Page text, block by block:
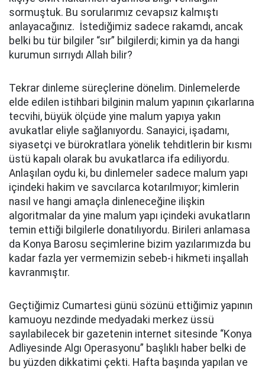
sormuştuk. Bu sorularımız cevapsız kalmıştı
anlayacağınız. İstediğimiz sadece rakamdı, ancak
belki bu tür bilgiler “sır” bilgilerdi; kimin ya da hangi
kurumun sırrıydı Allah bilir?
Tekrar dinleme süreçlerine dönelim. Dinlemelerde
elde edilen istihbari bilginin malum yapının çıkarlarına
tecvihi, büyük ölçüde yine malum yapıya yakın
avukatlar eliyle sağlanıyordu. Sanayici, işadamı,
siyasetçi ve bürokratlara yönelik tehditlerin bir kısmı
üstü kapalı olarak bu avukatlarca ifa ediliyordu.
Anlaşılan oydu ki, bu dinlemeler sadece malum yapı
içindeki hakim ve savcılarca kotarılmıyor; kimlerin
nasıl ve hangi amaçla dinleneceğine ilişkin
algoritmalar da yine malum yapı içindeki avukatların
temin ettiği bilgilerle donatılıyordu. Birileri anlamasa
da Konya Barosu seçimlerine bizim yazılarımızda bu
kadar fazla yer vermemizin sebeb-i hikmeti inşallah
kavranmıştır.
Geçtiğimiz Cumartesi günü sözünü ettiğimiz yapının
kamuoyu nezdinde medyadaki merkez üssü
sayılabilecek bir gazetenin internet sitesinde “Konya
Adliyesinde Algı Operasyonu” başlıklı haber belki de
bu yüzden dikkatimi çekti. Hafta başında yapılan ve